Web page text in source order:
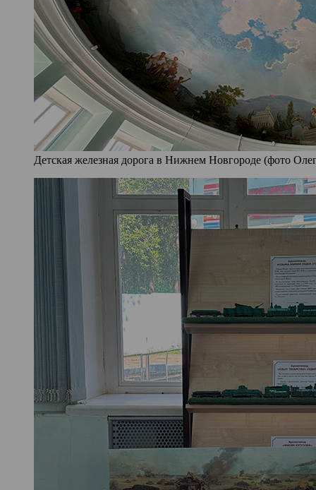
Детская железная дорога в Нижнем Новгороде (фото